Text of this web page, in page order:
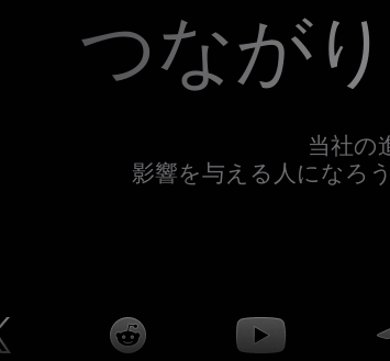
つなが
当社の
影響を与える人になろ